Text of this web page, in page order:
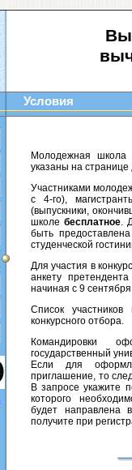
Условия
Молодежная
указаны на странице
Участниками
с 4-го),
(выпускники,
школебесплатное.
быть
студенческой
Для участия в
анкету
начиная с 9
Список
конкурсного отбора.
Командировки
государственный
Если для
приглашение, то
В запросе укажите
которого
будет направлена
получите при